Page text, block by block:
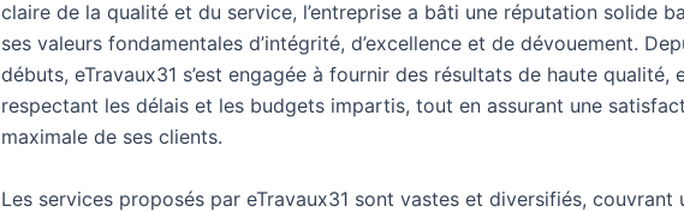
claire de la qualité et du service, l’entreprise a bâti une réputation solide
ses valeurs fondamentales d’intégrité, d’excellence et de dévouement.
débuts, eTravaux31 s’est engagée à fournir des résultats de haute qualité,
respectant les délais et les budgets impartis, tout en assurant une
maximale de ses clients.
Les services proposés par eTravaux31 sont vastes et diversifiés, couvrant